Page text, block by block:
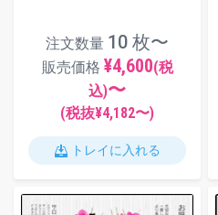
注文数量 10 枚〜
販売価格 ¥4,600(税
込)〜
(税抜¥4,182〜)
トレイに入れる